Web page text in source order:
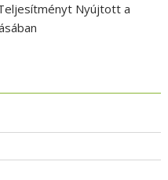
Nyújtott a